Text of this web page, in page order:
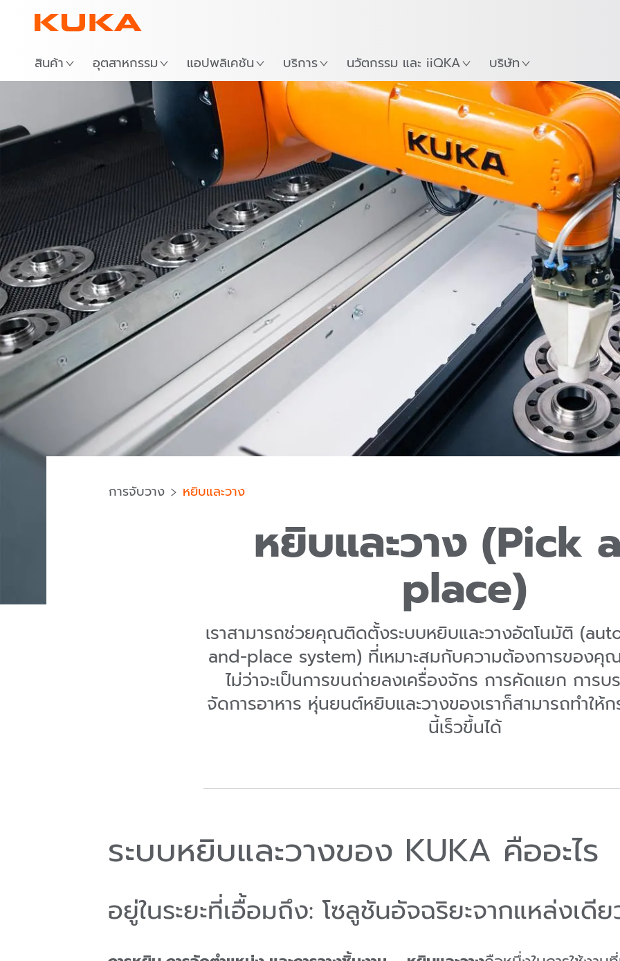
สินค้า อุตสาหกรรม แอปพลิเคชัน บริการ นวัตกรรม และ iiQKA บริษัท
ขอบเขตรูปแบบการใช้งาน หุ่นยนต์ ซอฟต์แวร์
การจับวาง หยิบและวาง
หยิบและวาง (Pick
place)
เราสามารถช่วยคุณติดตั้งระบบหยิบและวางอัตโนมัติ
and-place system) ที่เหมาะสมกับความต้องการของคุ
ไม่ว่าจะเป็นการขนถ่ายลงเครื่องจักร การคัดแยก การบ
จัดการอาหาร หุ่นยนต์หยิบและวางของเราก็สามารถทำให้ก
นี้เร็วขึ้นได้
ระบบหยิบและวางของ KUKA คืออะไร
อยู่ในระยะที่เอื้อมถึง: โซลูชันอัจฉริยะจากแหล่งเดี